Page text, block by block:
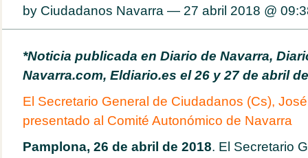
by Ciudadanos Navarra — 27 abril 2018 @
*Noticia publicada en Diario de Navarra,
Navarra.com, Eldiario.es el 26 y 27 de abril
El Secretario General de Ciudadanos (Cs),
presentado al Comité Autonómico de Navarra
Pamplona, 26 de abril de 2018. El Secretario